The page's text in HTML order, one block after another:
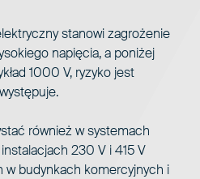
stanowi zagrożenie
napięcia, a poniżej
1000 V, ryzyko jest
również w systemach
230 V i 415 V
budynkach komercyjnych i